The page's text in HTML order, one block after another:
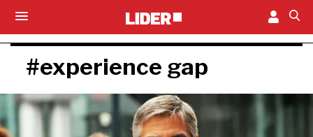
#experience gap